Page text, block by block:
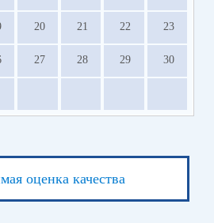
20 21 22 23
27 28 29 30
оценка качества